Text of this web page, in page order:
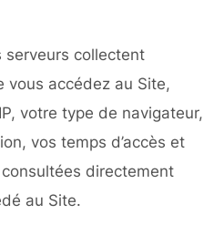
serveurs collectent
vous accédez au Site,
votre type de navigateur,
vos temps d’accès et
directement
au Site.